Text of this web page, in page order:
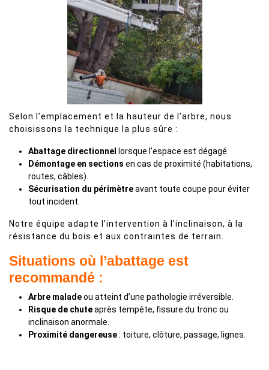
Selon l’emplacement et la hauteur de l’arbre, nous
choisissons la technique la plus sûre :
Abattage directionnel
lorsque l’espace est dégagé.
Démontage en sections en cas de proximité (habitations,
routes, câbles).
Sécurisation du périmètreavant toute coupe pour éviter
tout incident.
Notre équipe adapte l’intervention à l’inclinaison, à la
résistance du bois et aux contraintes de terrain.
Situations où l’abattage est
recommandé :
Arbre maladeou atteint d’une pathologie irréversible.
Risque de chuteaprès tempête, fissure du tronc ou
inclinaison anormale.
Proximité dangereuse: toiture, clôture, passage, lignes.